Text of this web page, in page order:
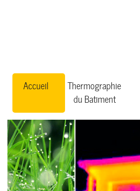
Accueil
Thermographie
du Batiment